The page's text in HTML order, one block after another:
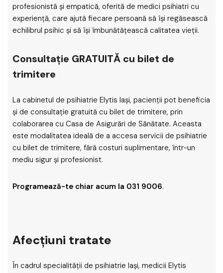
profesionistă și empatică, oferită de medici psihiatri cu
experiență, care ajută fiecare persoană să își regăsească
echilibrul psihic și să își îmbunătățească calitatea vieții.
Consultație GRATUITĂ cu bilet de
trimitere
La cabinetul de psihiatrie Elytis Iași, pacienții pot beneficia
și de consultație gratuită cu bilet de trimitere, prin
colaborarea cu Casa de Asigurări de Sănătate. Aceasta
este modalitatea ideală de a accesa servicii de psihiatrie
cu bilet de trimitere, fără costuri suplimentare, într-un
mediu sigur și profesionist.
Programează-te chiar acum la 031 9006.
Afecțiuni tratate
În cadrul specialității de psihiatrie Iași, medicii Elytis